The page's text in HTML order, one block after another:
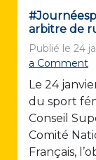
arbitre de
Publié le 24
a Comment
Le 24
du sport
Conseil
Comité
Français,